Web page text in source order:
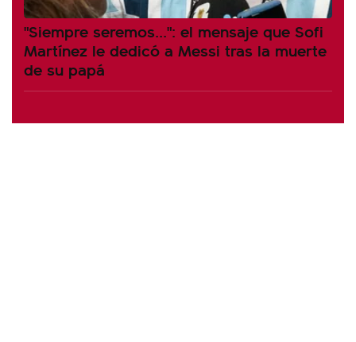
"Siempre seremos...": el mensaje que Sofi
Martínez le dedicó a Messi tras la muerte
de su papá